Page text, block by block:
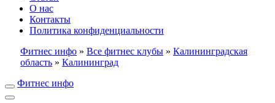
О нас
Контакты
Политика конфиденциальности
Фитнес инфо » Все фитнес клубы » Калининградская
область » Калининград
Фитнес инфо